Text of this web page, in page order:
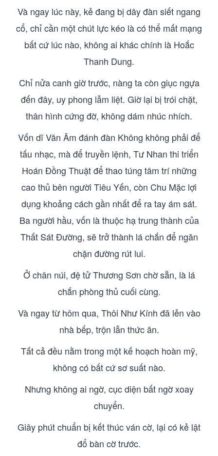
Và ngay lúc này, kẻ đang bị dây đàn siết ngang
cổ, chỉ cần một chút lực kéo là có thể mất mạng
bất cứ lúc nào, không ai khác chính là Hoắc
Thanh Dung.
Chỉ nửa canh giờ trước, nàng ta còn giục ngựa
đến đây, uy phong lẫm liệt. Giờ lại bị trói chặt,
thân hình cứng đờ, không dám nhúc nhích.
Vốn dĩ Văn Âm đánh đàn Không không phải để
tấu nhạc, mà để truyền lệnh, Tư Nhan thi triển
Hoán Đồng Thuật để thao túng tâm trí những
cao thủ bên người Tiêu Yến, còn Chu Mặc lợi
dụng khoảng cách gần nhất để ra tay ám sát.
Ba người hầu, vốn là thuộc hạ trung thành của
Thất Sát Đường, sẽ trở thành lá chắn để ngăn
chặn đường rút lui.
Ở chân núi, đệ tử Thương Sơn chờ sẵn, là lá
chắn phòng thủ cuối cùng.
Và ngay từ hôm qua, Thôi Như Kính đã lẻn vào
nhà bếp, trộn lẫn thức ăn.
Tất cả đều nằm trong một kế hoạch hoàn mỹ,
không có bất cứ sơ suất nào.
Nhưng không ai ngờ, cục diện bất ngờ xoay
chuyển.
Giây phút chuẩn bị kết thúc ván cờ, lại có kẻ lật
đổ bàn cờ trước.